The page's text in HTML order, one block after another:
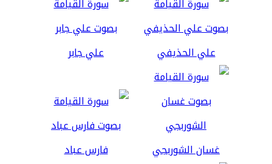
علي الحذيفي علي جابر
غسان الشوربجي فارس عباد